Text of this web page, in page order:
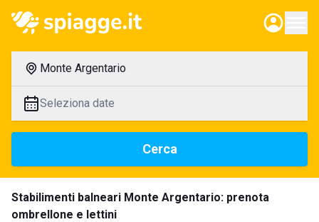
Monte Argentario
Seleziona date
Cerca
Stabilimenti balneari Monte Argentario: prenota
ombrellone e lettini